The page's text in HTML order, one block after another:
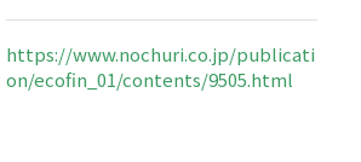
https://www.nochuri.co.jp/publicati
on/ecofin_01/contents/9505.html